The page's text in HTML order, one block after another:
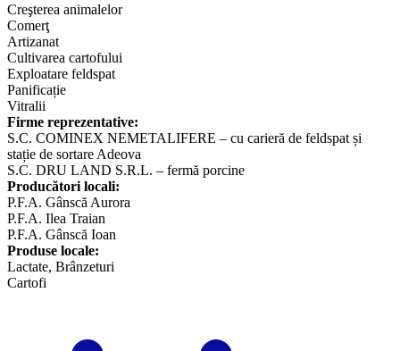
Creşterea animalelor
Comerţ
Artizanat
Cultivarea cartofului
Exploatare feldspat
Panificație
Vitralii
Firme reprezentative:
S.C. COMINEX NEMETALIFERE – cu carieră de feldspat și
stație de sortare Adeova
S.C. DRU LAND S.R.L. – fermă porcine
Producători locali:
P.F.A. Gânscă Aurora
P.F.A. Ilea Traian
P.F.A. Gânscă Ioan
Produse locale:
Lactate, Brânzeturi
​Cartofi